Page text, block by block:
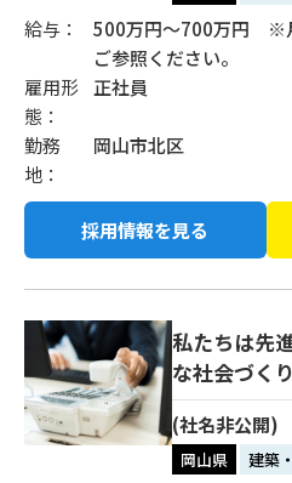
給与：
500万円〜700万円 ※
ご参照ください。
雇用形
態：
正社員
勤務
地：
岡山市北区
採用情報を見る
私たちは先
な社会づく
(社名非公開)
岡山県 建築